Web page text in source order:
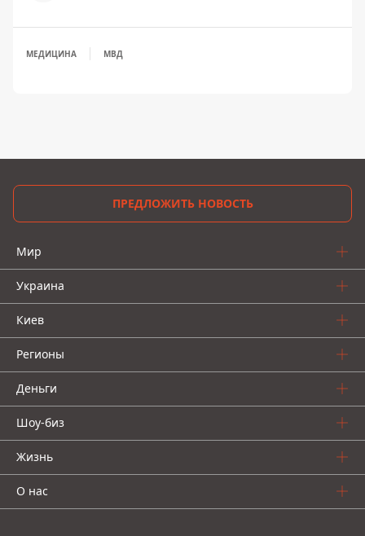
МЕДИЦИНА МВД
ПРЕДЛОЖИТЬ НОВОСТЬ
Мир
Украина
Киев
Регионы
Деньги
Шоу-биз
Жизнь
О нас